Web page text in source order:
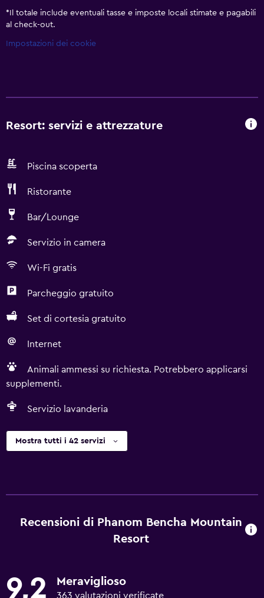
* Il totale include eventuali tasse e imposte locali stimate e pagabili
al check-out.
Impostazioni dei cookie
Resort: servizi e attrezzature
Piscina scoperta
Ristorante
Bar/Lounge
Servizio in camera
Wi-Fi gratis
Parcheggio gratuito
Set di cortesia gratuito
Internet
Animali ammessi su richiesta. Potrebbero applicarsi
supplementi.
Servizio lavanderia
Mostra tutti i 42 servizi
Recensioni di Phanom Bencha Mountain
Resort
9,2 Meraviglioso
363 valutazioni verificate